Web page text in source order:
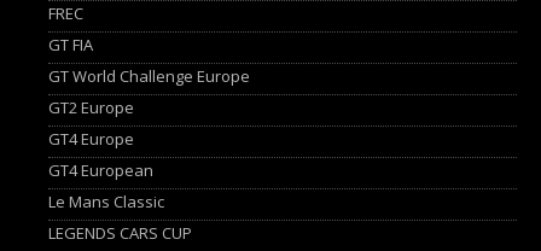
FREC
GT FIA
GT World Challenge Europe
GT2 Europe
GT4 Europe
GT4 European
Le Mans Classic
LEGENDS CARS CUP